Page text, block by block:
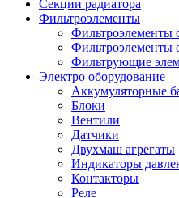
Секции радиатора
Фильтроэлементы
Фильтроэлементы
Фильтроэлементы
Фильтрующие
Электро оборудование
Аккумуляторные
Блоки
Вентили
Датчики
Двухмаш агрегаты
Индикаторы
Контакторы
Реле